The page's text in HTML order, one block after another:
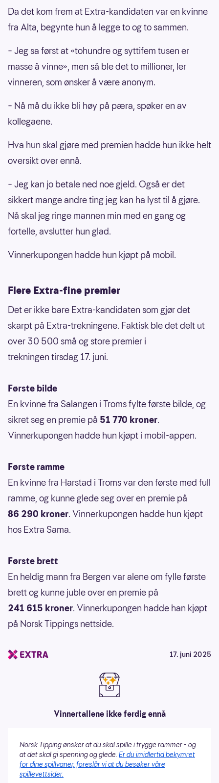
Da det kom frem at Extra-kandidaten var en kvinne
fra Alta, begynte hun å legge to og to sammen.
– Jeg sa først at «tohundre og syttifem tusen er
masse å vinne», men så ble det to millioner, ler
vinneren, som ønsker å være anonym.
– Nå må du ikke bli høy på pæra, spøker en av
kollegaene.
Hva hun skal gjøre med premien hadde hun ikke helt
oversikt over ennå.
– Jeg kan jo betale ned noe gjeld. Også er det
sikkert mange andre ting jeg kan ha lyst til å gjøre.
Nå skal jeg ringe mannen min med en gang og
fortelle, avslutter hun glad.
Vinnerkupongen hadde hun kjøpt på mobil.
Flere Extra-fine premier
Det er ikke bare Extra-kandidaten som gjør det
skarpt på Extra-trekningene. Faktisk ble det delt ut
over 30 500 små og store premier i
trekningen tirsdag 17. juni.
Første bilde
En kvinne fra Salangen i Troms fylte første bilde, og
sikret seg en premie på 51 770 kroner.
Vinnerkupongen hadde hun kjøpt i mobil-appen.
Første ramme
En kvinne fra Harstad i Troms var den første med full
ramme, og kunne glede seg over en premie på
86 290 kroner. Vinnerkupongen hadde hun kjøpt
hos Extra Sama.
Første brett
En heldig mann fra Bergen var alene om fylle første
brett og kunne juble over en premie på
241 615 kroner. Vinnerkupongen hadde han kjøpt
på Norsk Tippings nettside.
17. juni 2025
Vinnertallene ikke ferdig ennå
Norsk Tipping ønsker at du skal spille i trygge rammer - og
at det skal gi spenning og glede. Er du imidlertid bekymret
for dine spillvaner, foreslår vi at du besøker våre
spillevettsider.